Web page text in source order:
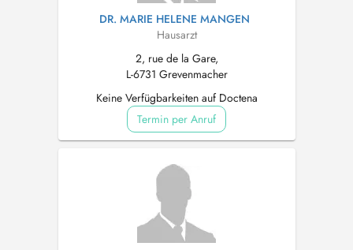
DR. MARIE HELENE MANGEN
Hausarzt
2, rue de la Gare,
L-6731 Grevenmacher
Keine Verfügbarkeiten auf Doctena
Termin per Anruf